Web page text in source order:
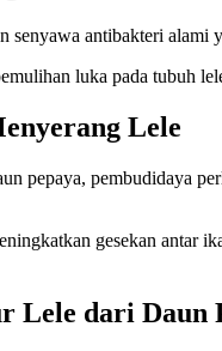
senyawa antibakteri
luka pada tubuh
Lele
pepaya, pembudidaya
gesekan antar
Lele dari Daun